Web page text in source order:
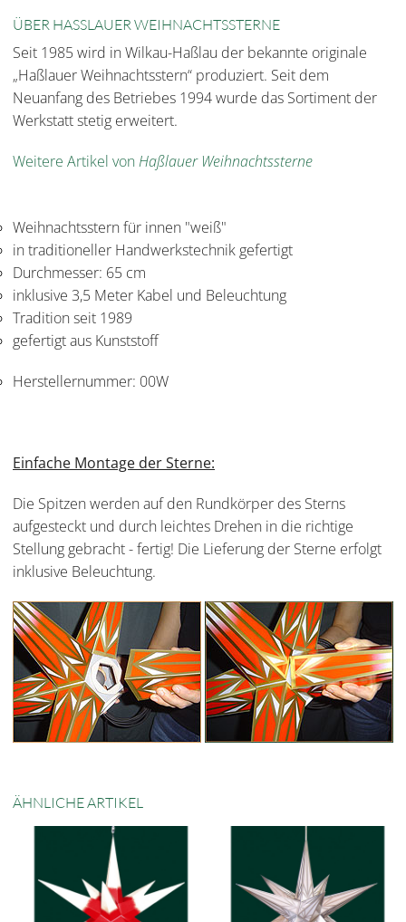
ÜBER HASSLAUER WEIHNACHTSSTERNE
Seit 1985 wird in Wilkau-Haßlau der bekannte originale
„Haßlauer Weihnachtsstern“ produziert. Seit dem
Neuanfang des Betriebes 1994 wurde das Sortiment der
Werkstatt stetig erweitert.
Weitere Artikel vonHaßlauer Weihnachtssterne
Weihnachtsstern für innen "weiß"
in traditioneller Handwerkstechnik gefertigt
Durchmesser: 65 cm
inklusive 3,5 Meter Kabel und Beleuchtung
Tradition seit 1989
gefertigt aus Kunststoff
Herstellernummer: 00W
Einfache Montage der Sterne:
Die Spitzen werden auf den Rundkörper des Sterns
aufgesteckt und durch leichtes Drehen in die richtige
Stellung gebracht - fertig! Die Lieferung der Sterne erfolgt
inklusive Beleuchtung.
ÄHNLICHE ARTIKEL